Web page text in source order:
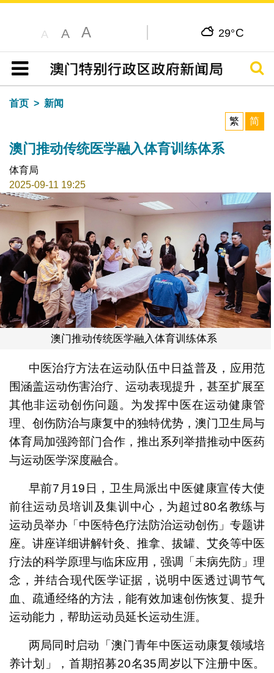
A A A 29°C
目录
搜寻
首页
新闻
繁
简
澳门推动传统医学融入体育训练体系
体育局
2025-09-11 19:25
澳门推动传统医学融入体育训练体系
中医治疗方法在运动队伍中日益普及，应用范
围涵盖运动伤害治疗、运动表现提升，甚至扩展至
其他非运动创伤问题。为发挥中医在运动健康管
理、创伤防治与康复中的独特优势，澳门卫生局与
体育局加强跨部门合作，推出系列举措推动中医药
与运动医学深度融合。
早前7月19日，卫生局派出中医健康宣传大使
前往运动员培训及集训中心，为超过80名教练与
运动员举办「中医特色疗法防治运动创伤」专题讲
座。讲座详细讲解针灸、推拿、拔罐、艾灸等中医
疗法的科学原理与临床应用，强调「未病先防」理
念，并结合现代医学证据，说明中医透过调节气
血、疏通经络的方法，能有效加速创伤恢复、提升
运动能力，帮助运动员延长运动生涯。
两局同时启动「澳门青年中医运动康复领域培
养计划」，首期招募20名35周岁以下注册中医。